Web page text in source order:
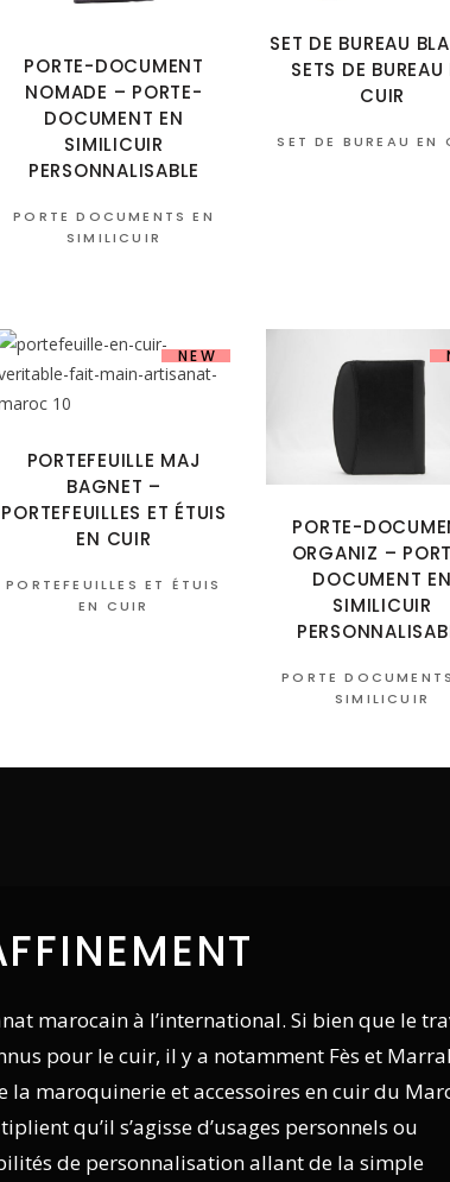
PORTE-DOCUMENT
NOMADE – PORTE-
DOCUMENT EN
SIMILICUIR
PERSONNALISABLE
PORTE DOCUMENTS EN
SIMILICUIR
SET DE BUREAU
SETS DE BUREAU
CUIR
SET DE BUREAU EN
NEW
PORTEFEUILLE MAJ
BAGNET –
PORTEFEUILLES ET ÉTUIS
EN CUIR
PORTEFEUILLES ET ÉTUIS
EN CUIR
PORTE-
ORGANIZ –
DOCUMENT EN
SIMILICUIR
PORTE
SIMILICUIR
marocain à l’international. Si bien que le
pour le cuir, il y a notamment Fès et
maroquinerie et accessoires en cuir du
qu’il s’agisse d’usages personnels ou
de personnalisation allant de la simple